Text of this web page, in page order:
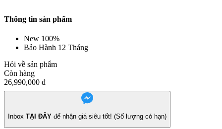
Thông tin sản phẩm
New 100%
Bảo Hành 12 Tháng
Hỏi về sản phẩm
Còn hàng
26,990,000 đ
Inbox TẠI ĐÂY để nhận giá siêu tốt! (Số lượng có hạn)